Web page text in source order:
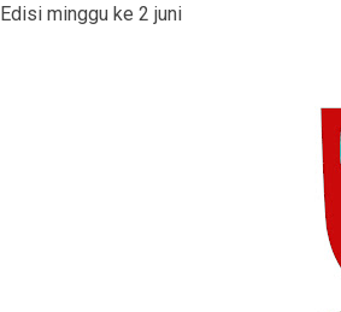
Cegah Kejahatan Malam Hari, Polsek
Polsek Banyuasin II Berhasil Ungkap
Polres PALI Amankan Terduga
Keributan Berujung Maut, Polisi Ungkap
Polsek Betung Amankan Terduga Pelaku
Edisi minggu ke 2 juni